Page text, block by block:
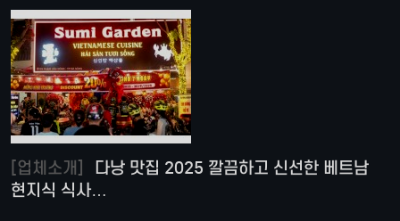
[업체소개]
현지식 식사…